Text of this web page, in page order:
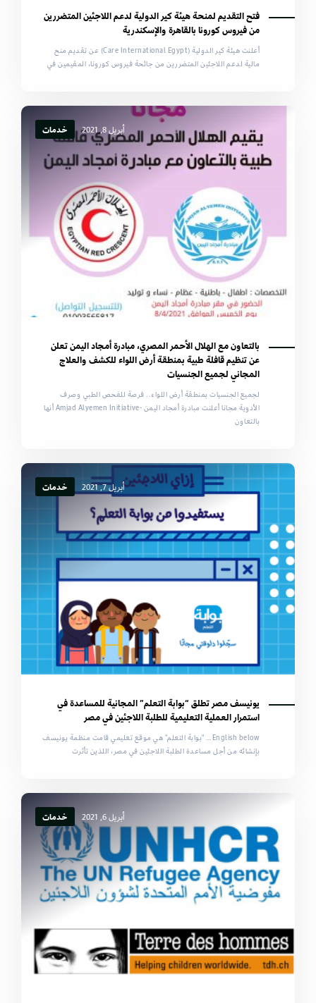
فتح التقديم لمنحة هيئة كير الدولية لدعم اللاجئين المتضررين
من فيروس كورونا بالقاهرة والإسكندرية
أعلنت هيئة كير الدولية (Care International Egypt) عن تقديم منح
مالية لدعم اللاجئين المتضررين من جائحة فيروس كورونا، المقيمين في
أبريل 8, 2021 خدمات
بالتعاون مع الهلال الأحمر المصري، مبادرة أمجاد اليمن تعلن
عن تنظيم قافلة طبية بمنطقة أرض اللواء للكشف والعلاج
المجاني لجميع الجنسيات
لجميع الجنسيات بمنطقة أرض اللواء.. فرصة للفحص الطبي وصرف
الأدوية مجانا أعلنت مبادرة أمجاد اليمن -Amjad Alyemen Initiative أنها
بالتعاون
أبريل 7, 2021 خدمات
يونيسف مصر تطلق “بوابة التعلم” المجانية للمساعدة في
استمرار العملية التعليمية للطلبة اللاجئين في مصر
English below… "بوابة التعلم" هي موقع تعليمي قامت منظمة يونيسف
بإنشائه من أجل مساعدة الطلبة اللاجئين في مصر، اللذين تأثرت
أبريل 6, 2021 خدمات